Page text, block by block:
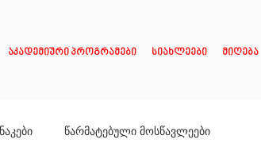
აკადემიური პროგრამები სიახლეები მიღება
წარმატებული მოსწავლეები